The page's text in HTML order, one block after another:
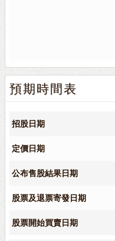
預期時間表
招股日期
定價日期
公布售股結果日期
股票及退票寄發日期
股票開始買賣日期